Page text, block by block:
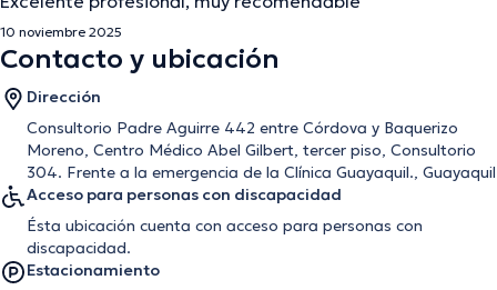
10 noviembre 2025
Contacto y ubicación
Dirección
Consultorio Padre Aguirre 442 entre Córdova y Baquerizo
Moreno, Centro Médico Abel Gilbert, tercer piso, Consultorio
304. Frente a la emergencia de la Clínica Guayaquil., Guayaquil
Acceso para personas con discapacidad
Ésta ubicación cuenta con acceso para personas con
discapacidad.
Estacionamiento